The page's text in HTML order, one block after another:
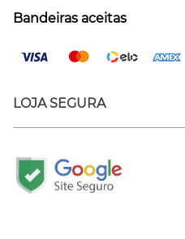
Bandeiras aceitas
LOJA SEGURA